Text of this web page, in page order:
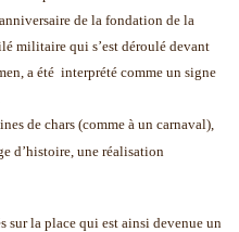
anniversaire de la fondation de la
militaire qui s’est déroulé devant
a été interprété comme un signe
de chars (comme à un carnaval),
d’histoire, une réalisation
sur la place qui est ainsi devenue un